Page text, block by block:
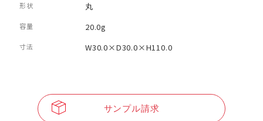
形状 丸
容量 20.0g
寸法 W30.0×D30.0×H110.0
サンプル請求